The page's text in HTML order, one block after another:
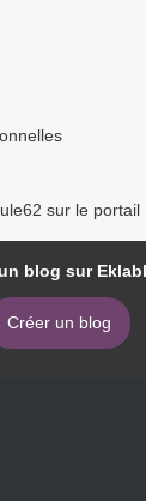
sur le portail
blog sur
Créer un blog